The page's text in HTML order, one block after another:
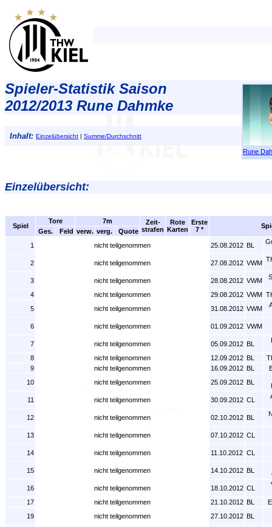
Rune
Spieler-Statistik Saison
2012/2013 Rune Dahmke
Inhalt: Einzelübersicht | Summe/Durchschnitt
Einzelübersicht:
Spiel
Tore 7m
Zeit-
strafen
Rote
Karten
Erste
7 *
Ges. Feld verw. verg.
Quote
1
nicht teilgenommen 25.08.2012 BL
2 nicht teilgenommen 27.08.2012 VWM
3 nicht teilgenommen 28.08.2012 VWM
4 nicht teilgenommen 29.08.2012 VWM
5
nicht teilgenommen 31.08.2012 VWM
6 nicht teilgenommen 01.09.2012 VWM
7 nicht teilgenommen 05.09.2012 BL
8 nicht teilgenommen 12.09.2012 BL
9
nicht teilgenommen 16.09.2012 BL
10
nicht teilgenommen 25.09.2012 BL
11
nicht teilgenommen 30.09.2012 CL
12 nicht teilgenommen 02.10.2012 BL
13 nicht teilgenommen 07.10.2012 CL
14 nicht teilgenommen 11.10.2012 CL
15 nicht teilgenommen 14.10.2012 BL
16
nicht teilgenommen 18.10.2012 CL
17 nicht teilgenommen 21.10.2012 BL
19
nicht teilgenommen 27.10.2012 BL